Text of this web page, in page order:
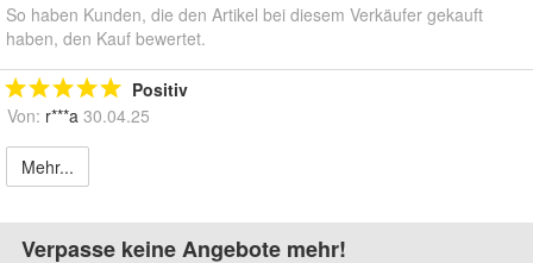
So haben Kunden, die den Artikel bei diesem Verkäufer gekauft
haben, den Kauf bewertet.
Positiv
Von: r***a 30.04.25
Mehr...
Verpasse keine Angebote mehr!